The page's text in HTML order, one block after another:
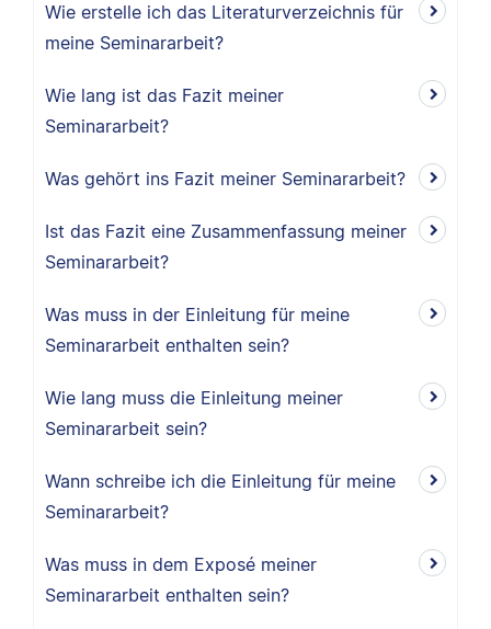
Wie erstelle ich das Literaturverzeichnis für
meine Seminararbeit?
Wie lang ist das Fazit meiner
Seminararbeit?
Was gehört ins Fazit meiner Seminararbeit?
Ist das Fazit eine Zusammenfassung meiner
Seminararbeit?
Was muss in der Einleitung für meine
Seminararbeit enthalten sein?
Wie lang muss die Einleitung meiner
Seminararbeit sein?
Wann schreibe ich die Einleitung für meine
Seminararbeit?
Was muss in dem Exposé meiner
Seminararbeit enthalten sein?